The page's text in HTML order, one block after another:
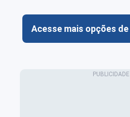
Acesse mais opções